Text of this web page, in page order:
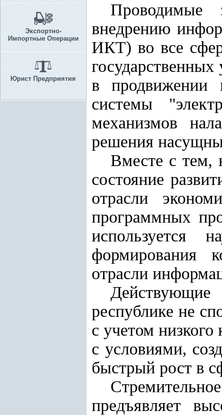
Экспортно-
Импортные Операции
Юрист Предприятия
Проводимые
внедрению
ИКТ) во все
государственных
в продвижении
системы
механизмов
решения
Вместе с тем,
состояние
отрасли
программных
используется
формирования
отрасли
республике не
с учетом
с условиями,
быстрый рост в
предъявляет